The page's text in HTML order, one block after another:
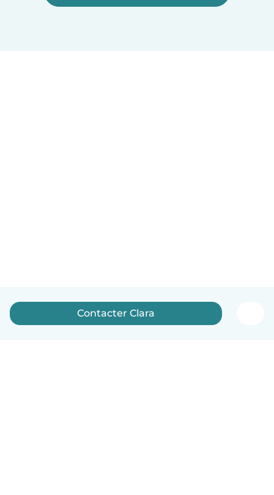
Contacter Clara